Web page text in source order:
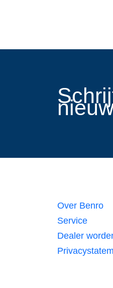
Over Benro
Service
Dealer